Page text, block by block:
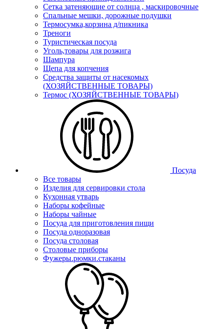
Сетка затеняющие от солнца , маскировочные
Спальные мешки, дорожные подушки
Термосумка,корзина д/пикника
Треноги
Туристическая посуда
Уголь,товары для розжига
Шампура
Щепа для копчения
Средства защиты от насекомых
(ХОЗЯЙСТВЕННЫЕ ТОВАРЫ)
Термос (ХОЗЯЙСТВЕННЫЕ ТОВАРЫ)
Посуда
Все товары
Изделия для сервировки стола
Кухонная утварь
Наборы кофейные
Наборы чайные
Посуда для приготовления пищи
Посуда одноразовая
Посуда столовая
Столовые приборы
Фужеры.рюмки.стаканы